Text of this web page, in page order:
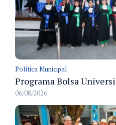
Política Municipal
06/08/2026